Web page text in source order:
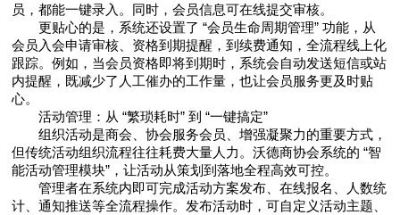
员，都能一键录入。同时，会员信息可在线提交审核。
更贴心的是，系统还设置了 “会员生命周期管理” 功能，从
会员入会申请审核、资格到期提醒，到续费通知，全流程线上化
跟踪。例如，当会员资格即将到期时，系统会自动发送短信或站
内提醒，既减少了人工催办的工作量，也让会员服务更及时贴
心。
活动管理：从 “繁琐耗时” 到 “一键搞定”
组织活动是商会、协会服务会员、增强凝聚力的重要方式，
但传统活动组织流程往往耗费大量人力。沃德商协会系统的 “智
能活动管理模块”，让活动从策划到落地全程高效可控。
管理者在系统内即可完成活动方案发布、在线报名、人数统
计、通知推送等全流程操作。发布活动时，可自定义活动主题、